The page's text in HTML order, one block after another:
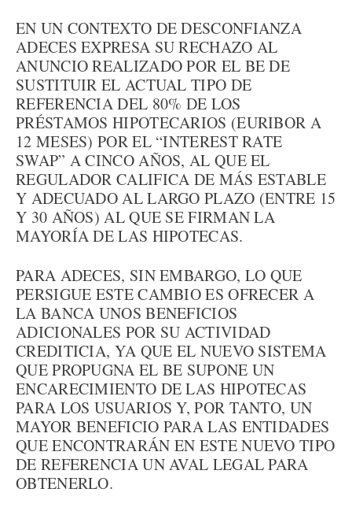
EN UN CONTEXTO DE DESCONFIANZA
ADECES EXPRESA SU RECHAZO AL
ANUNCIO REALIZADO POR EL BE DE
SUSTITUIR EL ACTUAL TIPO DE
REFERENCIA DEL 80% DE LOS
PRÉSTAMOS HIPOTECARIOS (EURIBOR A
12 MESES) POR EL “INTEREST RATE
SWAP” A CINCO AÑOS, AL QUE EL
REGULADOR CALIFICA DE MÁS ESTABLE
Y ADECUADO AL LARGO PLAZO (ENTRE 15
Y 30 AÑOS) AL QUE SE FIRMAN LA
MAYORÍA DE LAS HIPOTECAS.
PARA ADECES, SIN EMBARGO, LO QUE
PERSIGUE ESTE CAMBIO ES OFRECER A
LA BANCA UNOS BENEFICIOS
ADICIONALES POR SU ACTIVIDAD
CREDITICIA, YA QUE EL NUEVO SISTEMA
QUE PROPUGNA EL BE SUPONE UN
ENCARECIMIENTO DE LAS HIPOTECAS
PARA LOS USUARIOS Y, POR TANTO, UN
MAYOR BENEFICIO PARA LAS ENTIDADES
QUE ENCONTRARÁN EN ESTE NUEVO TIPO
DE REFERENCIA UN AVAL LEGAL PARA
OBTENERLO.